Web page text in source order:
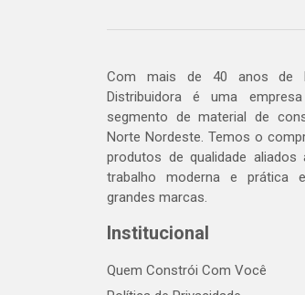
Com mais de 40 anos de
Distribuidora é uma
segmento de material de
Norte Nordeste. Temos o
produtos de qualidade
trabalho moderna e prática
grandes marcas.
Institucional
Quem Constrói Com Você